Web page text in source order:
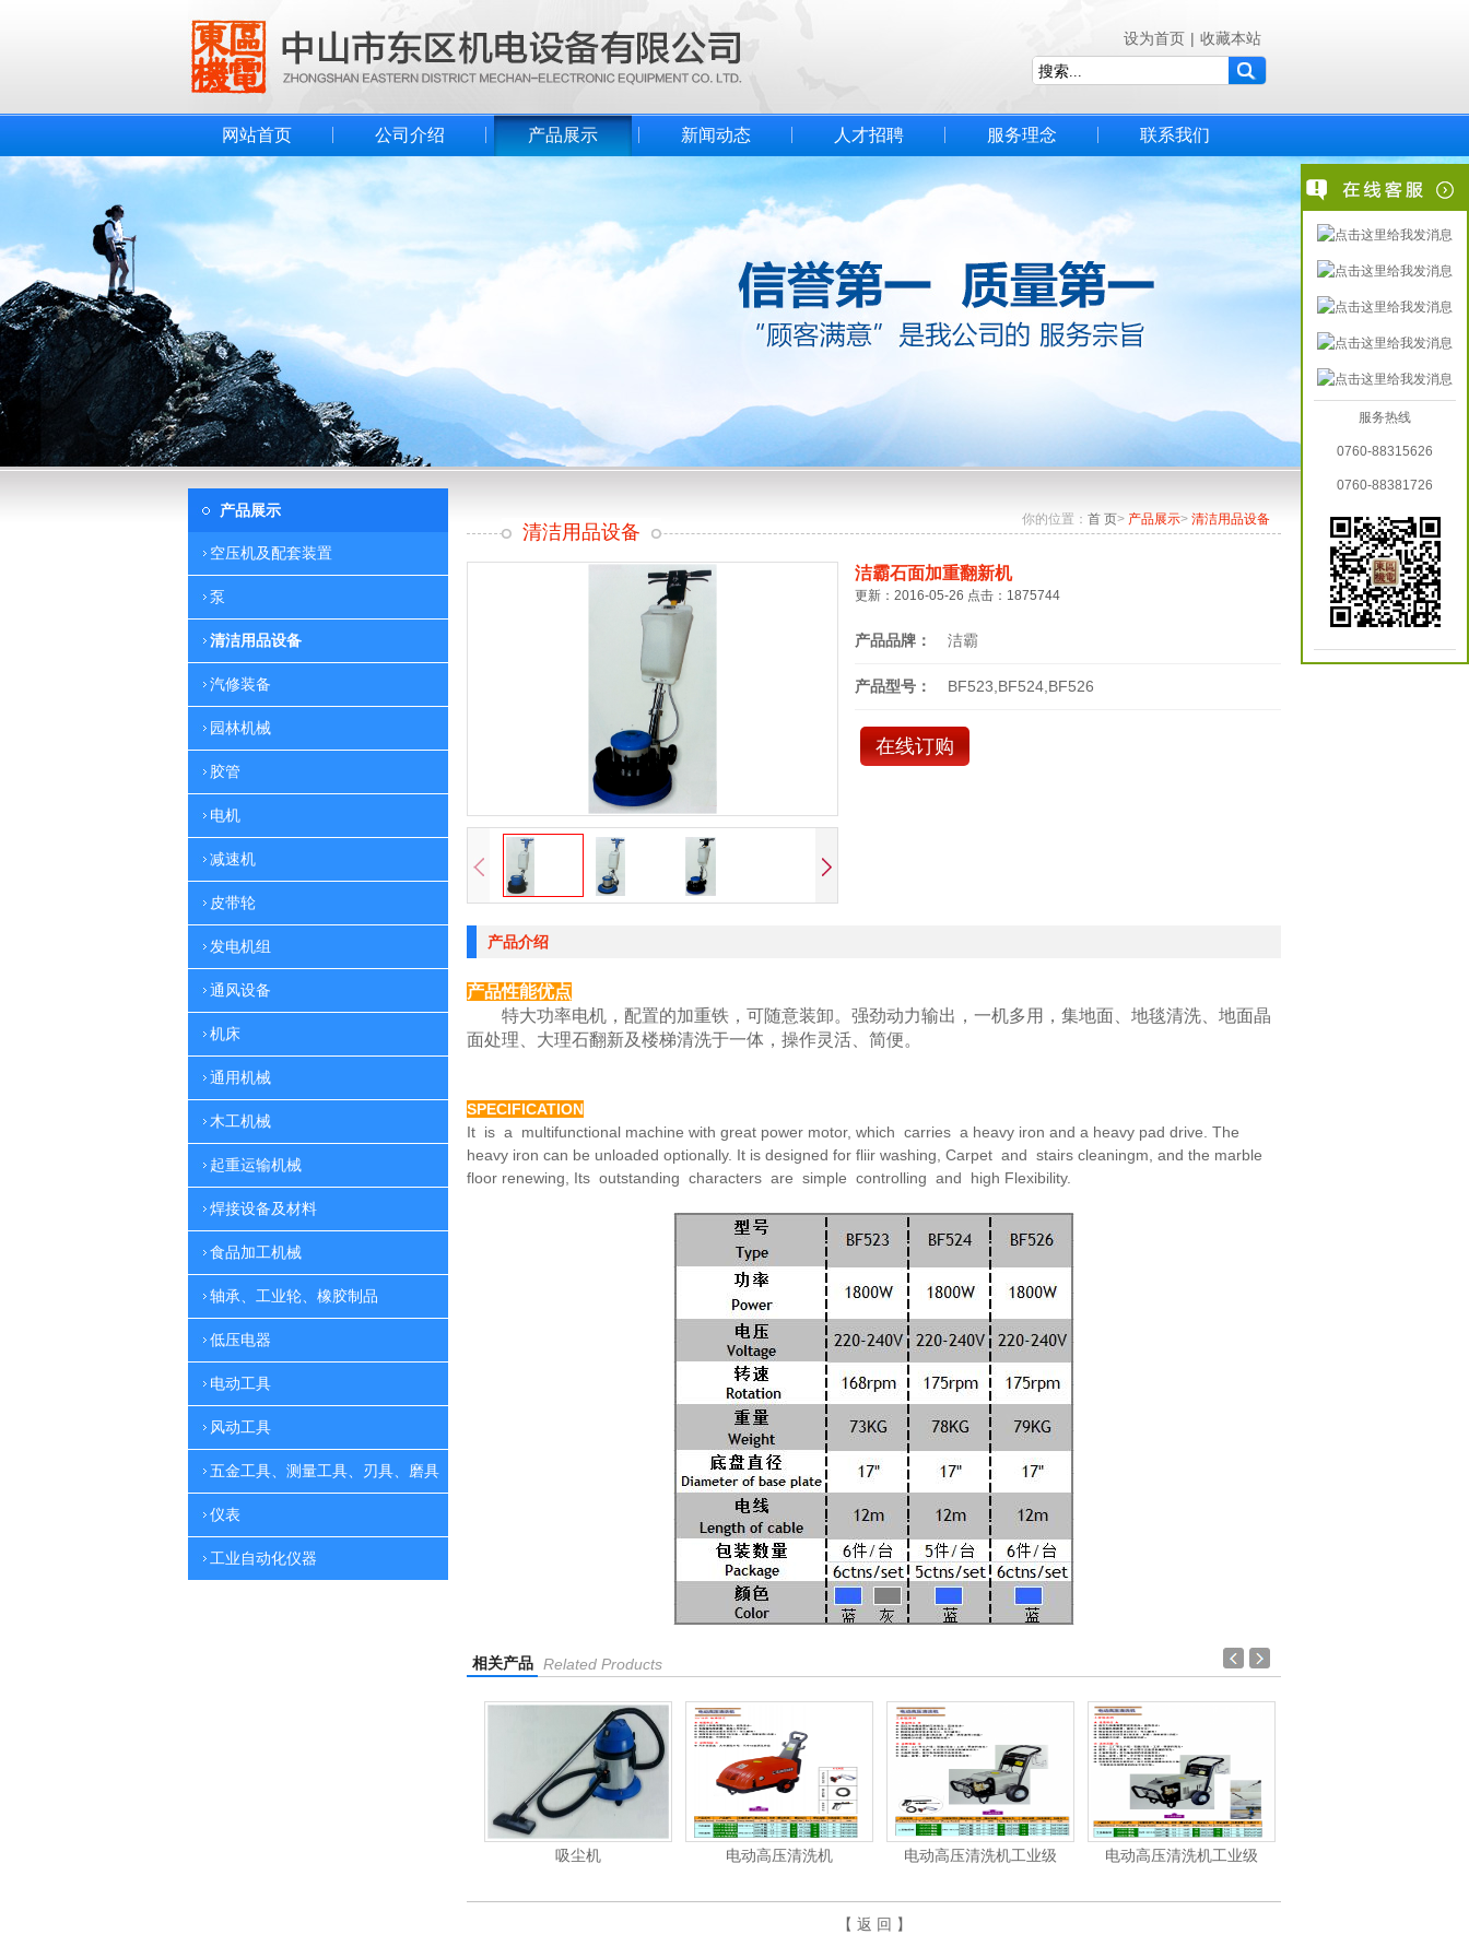
设为首页 | 收藏本站
网站首页 公司介绍 产品展示 新闻动态 人才招聘 服务理念 联系我们
产品展示
空压机及配套装置
泵
清洁用品设备
汽修装备
园林机械
胶管
电机
减速机
皮带轮
发电机组
通风设备
机床
通用机械
木工机械
起重运输机械
焊接设备及材料
食品加工机械
轴承、工业轮、橡胶制品
低压电器
电动工具
风动工具
五金工具、测量工具、刃具、磨具
仪表
工业自动化仪器
你的位置： 首 页> 产品展示> 清洁用品设备
清洁用品设备
洁霸石面加重翻新机
更新：2016-05-26 点击：1875744
产品品牌： 洁霸
产品型号： BF523,BF524,BF526
在线订购
产品介绍
产品性能优点
特大功率电机，配置的加重铁，可随意装卸。强劲动力输出，一机多用，集地面、地毯清洗、地面晶
面处理、大理石翻新及楼梯清洗于一体，操作灵活、简便。
SPECIFICATION
It is a multifunctional machine with great power motor, which carries a heavy iron and a heavy pad drive. The
heavy iron can be unloaded optionally. It is designed for fliir washing, Carpet and stairs cleaningm, and the marble
floor renewing, Its outstanding characters are simple controlling and high Flexibility.
相关产品 Related Products
电动高压清洗机 电动高压清洗机工业级 电动高压清洗机工业级 汽油/柴油高压清洗机
【 返 回 】
服务热线
0760-88315626
0760-88381726